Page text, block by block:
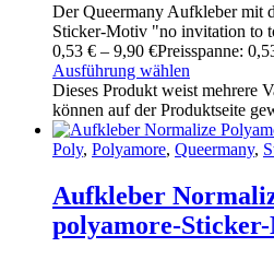
Der Queermany Aufkleber mit
Sticker-Motiv "no invitation to
0,53 € – 9,90 €Preisspanne: 0,
Ausführung wählen
Dieses Produkt weist mehrere
können auf der Produktseite
Poly, Polyamore, Queermany,
Aufkleber
polyamore-